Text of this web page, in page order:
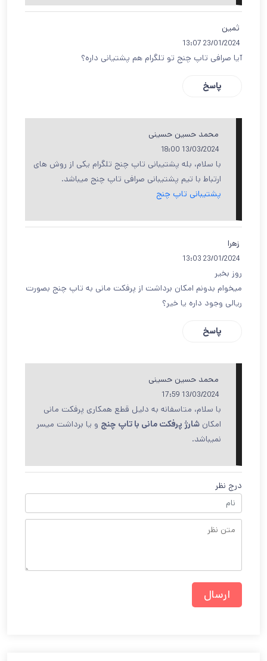
ثمین
23/01/2024 13:07
آیا صرافی تاپ چنج تو تلگرام هم پشتیانی داره؟
پاسخ
محمد حسین حسینی
13/03/2024 18:00
با سلام، بله پشتیبانی تاپ چنج تلگرام یکی از روش های
ارتباط با تیم پشتیبانی صرافی تاپ چنج میباشد.
پشتیبانی تاپ چنج
زهرا
23/01/2024 13:03
روز بخیر
میخوام بدونم امکان برداشت از پرفکت مانی به تاپ چنج بصورت
ریالی وجود داره یا خیر؟
پاسخ
محمد حسین حسینی
13/03/2024 17:59
با سلام، متاسفانه به دلیل قطع همکاری پرفکت مانی
امکان شارژ پرفکت مانی با تاپ چنج و یا برداشت میسر
نمیباشد.
درج نظر